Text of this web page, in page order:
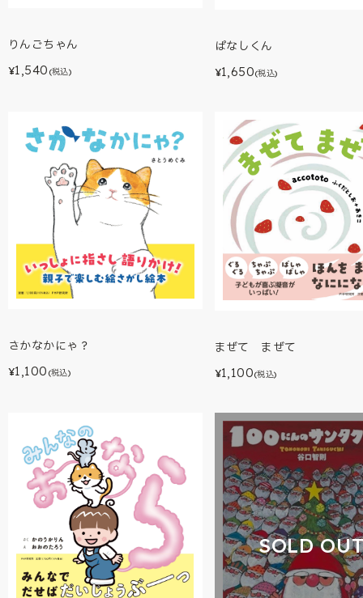
りんごちゃん
¥1,540 (税込)
ぱなしくん
¥1,650(税込)
さかなかにゃ？
¥1,100 (税込)
まぜて まぜて
¥1,100(税込)
SOLD